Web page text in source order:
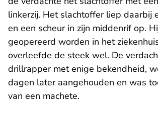
linkerzij. Het slachtoffer liep daarbij
en een scheur in zijn middenrif op.
geopereerd worden in het
overleefde de steek wel. De
drillrapper met enige bekendheid,
dagen later aangehouden en was
van een machete.